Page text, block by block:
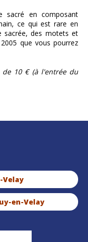
sacré en composant
ce qui est rare en
sacrée, des motets et
que vous pourrez
de 10 € (à l'entrée du
Velay
en-Velay